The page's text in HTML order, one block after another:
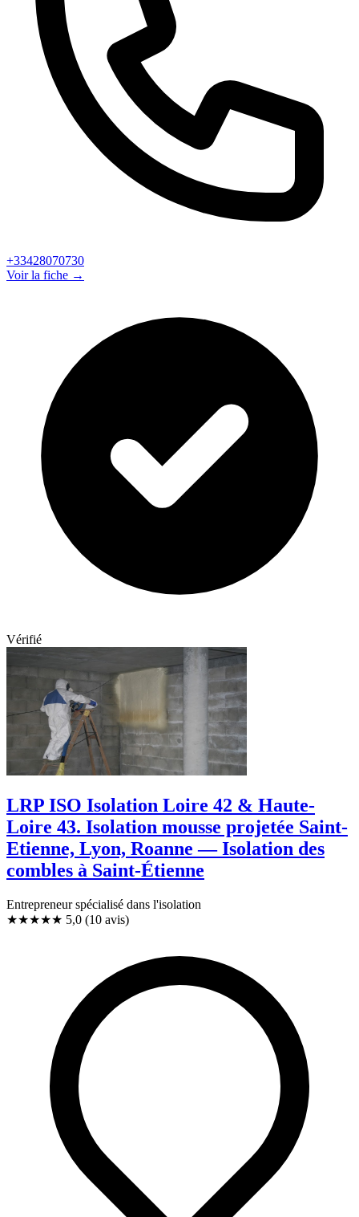
+33428070730
Voir la fiche →
Vérifié
LRP ISO Isolation Loire 42 & Haute-
Loire 43. Isolation mousse projetée Saint-
Etienne, Lyon, Roanne — Isolation des
combles à Saint-Étienne
Entrepreneur spécialisé dans l'isolation
★★★★★ 5,0 (10 avis)